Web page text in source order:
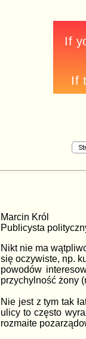
Marcin Król
Publicysta
Nikt nie ma
się oczywiste, np.
powodów
przychylność żony
Nie jest z tym tak
ulicy to często
rozmaite